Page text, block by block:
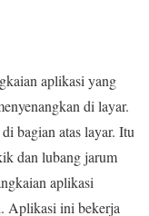
aplikasi yang
di layar.
bagian atas layar. Itu
dan lubang jarum
aplikasi
Aplikasi ini bekerja